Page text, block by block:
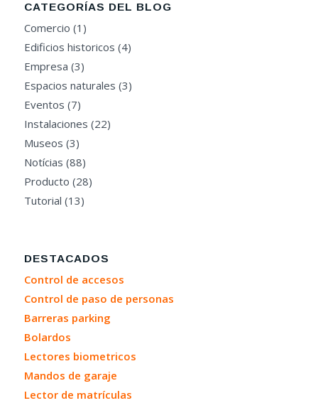
CATEGORÍAS DEL BLOG
Comercio (1)
Edificios historicos (4)
Empresa (3)
Espacios naturales (3)
Eventos (7)
Instalaciones (22)
Museos (3)
Notícias (88)
Producto (28)
Tutorial (13)
DESTACADOS
Control de accesos
Control de paso de personas
Barreras parking
Bolardos
Lectores biometricos
Mandos de garaje
Lector de matrículas